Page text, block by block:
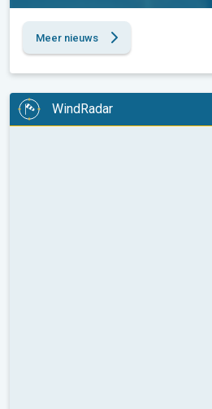
Meer nieuws
WindRadar